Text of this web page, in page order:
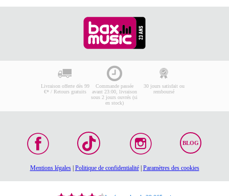
Livraison offerte dès 99
€* / Retours gratuits
Commande passée
avant 23:00, livraison
sous 2 jours ouvrés (si
en stock)
30 jours satisfait ou
remboursé
BLOG
Mentions légales| Politique de confidentialité| Paramètres des cookies